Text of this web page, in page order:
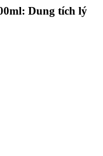
Dung tích lý